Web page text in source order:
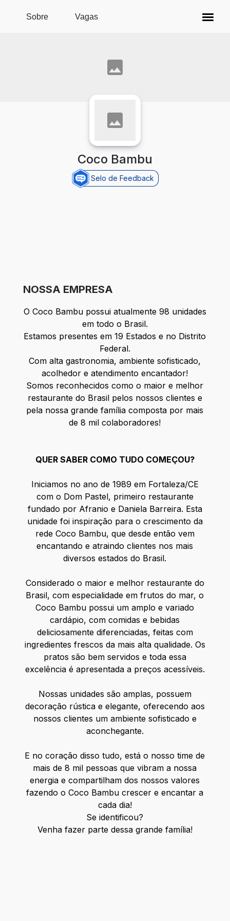
Pular para o conteúdo principal
Sobre Vagas
Coco Bambu
Selo de Feedback
NOSSA EMPRESA
O Coco Bambu possui atualmente 98 unidades
em todo o Brasil.
Estamos presentes em 19 Estados e no Distrito
Federal.
Com alta gastronomia, ambiente sofisticado,
acolhedor e atendimento encantador!
Somos reconhecidos como o maior e melhor
restaurante do Brasil pelos nossos clientes e
pela nossa grande família composta por mais
de 8 mil colaboradores!
QUER SABER COMO TUDO COMEÇOU?
Iniciamos no ano de 1989 em Fortaleza/CE
com o Dom Pastel, primeiro restaurante
fundado por Afranio e Daniela Barreira. Esta
unidade foi inspiração para o crescimento da
rede Coco Bambu, que desde então vem
encantando e atraindo clientes nos mais
diversos estados do Brasil.
Considerado o maior e melhor restaurante do
Brasil, com especialidade em frutos do mar, o
Coco Bambu possui um amplo e variado
cardápio, com comidas e bebidas
deliciosamente diferenciadas, feitas com
ingredientes frescos da mais alta qualidade. Os
pratos são bem servidos e toda essa
excelência é apresentada a preços acessíveis.
Nossas unidades são amplas, possuem
decoração rústica e elegante, oferecendo aos
nossos clientes um ambiente sofisticado e
aconchegante.
E no coração disso tudo, está o nosso time de
mais de 8 mil pessoas que vibram a nossa
energia e compartilham dos nossos valores
fazendo o Coco Bambu crescer e encantar a
cada dia!
Se identificou?
Venha fazer parte dessa grande família!